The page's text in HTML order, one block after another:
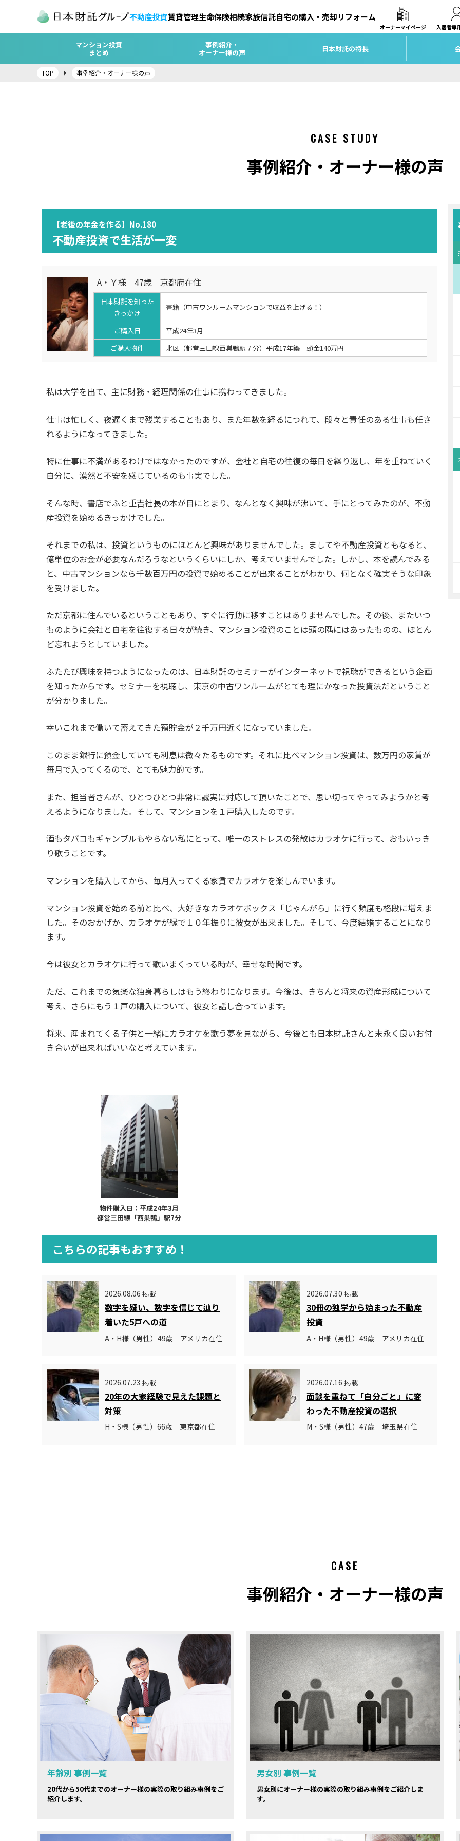
不動産投資賃貸管理生命保険相続家族信託自宅の購入・売却リフォーム
オーナーマイページ 入居者専
マンション投資
まとめ
事例紹介・
オーナー様の声
日本財託の特長
TOP 事例紹介・オーナー様の声
CASE STUDY
事例紹介・オーナー様の声
【老後の年金を作る】No.180
不動産投資で生活が一変
A・Ｙ様 47歳 京都府在住
日本財託を知った
きっかけ
書籍（中古ワンルームマンションで収益を上げる！）
ご購入日
平成24年3月
ご購入物件
北区（都営三田線西巣鴨駅７分）平成17年築 頭金140万円
私は大学を出て、主に財務・経理関係の仕事に携わってきました。
仕事は忙しく、夜遅くまで残業することもあり、また年数を経るにつれて、段々と責任のある仕事も任さ
れるようになってきました。
特に仕事に不満があるわけではなかったのですが、会社と自宅の往復の毎日を繰り返し、年を重ねていく
自分に、漠然と不安を感じているのも事実でした。
そんな時、書店でふと重吉社長の本が目にとまり、なんとなく興味が沸いて、手にとってみたのが、不動
産投資を始めるきっかけでした。
それまでの私は、投資というものにほとんど興味がありませんでした。ましてや不動産投資ともなると、
億単位のお金が必要なんだろうなというくらいにしか、考えていませんでした。しかし、本を読んでみる
と、中古マンションなら千数百万円の投資で始めることが出来ることがわかり、何となく確実そうな印象
を受けました。
ただ京都に住んでいるということもあり、すぐに行動に移すことはありませんでした。その後、またいつ
ものように会社と自宅を往復する日々が続き、マンション投資のことは頭の隅にはあったものの、ほとん
ど忘れようとしていました。
ふたたび興味を持つようになったのは、日本財託のセミナーがインターネットで視聴ができるという企画
を知ったからです。セミナーを視聴し、東京の中古ワンルームがとても理にかなった投資法だということ
が分かりました。
幸いこれまで働いて蓄えてきた預貯金が２千万円近くになっていました。
このまま銀行に預金していても利息は微々たるものです。それに比べマンション投資は、数万円の家賃が
毎月で入ってくるので、とても魅力的です。
また、担当者さんが、ひとつひとつ非常に誠実に対応して頂いたことで、思い切ってやってみようかと考
えるようになりました。そして、マンションを１戸購入したのです。
酒もタバコもギャンブルもやらない私にとって、唯一のストレスの発散はカラオケに行って、おもいっき
り歌うことです。
マンションを購入してから、毎月入ってくる家賃でカラオケを楽しんでいます。
マンション投資を始める前と比べ、大好きなカラオケボックス「じゃんがら」に行く頻度も格段に増えま
した。そのおかげか、カラオケが縁で１０年振りに彼女が出来ました。そして、今度結婚することになり
ます。
今は彼女とカラオケに行って歌いまくっている時が、幸せな時間です。
ただ、これまでの気楽な独身暮らしはもう終わりになります。今後は、きちんと将来の資産形成について
考え、さらにもう１戸の購入について、彼女と話し合っています。
将来、産まれてくる子供と一緒にカラオケを歌う夢を見ながら、今後とも日本財託さんと末永く良いお付
き合いが出来ればいいなと考えています。
物件購入日：平成24年3月
都営三田線「西巣鴨」駅7分
こちらの記事もおすすめ！
2026.08.06 掲載
数字を疑い、数字を信じて辿り
着いた5戸への道
A・H様（男性）49歳 アメリカ在住
2026.07.30 掲載
30冊の独学から始まった不動産
投資
A・H様（男性）49歳 アメリカ在住
2026.07.23 掲載
20年の大家経験で見えた課題と
対策
H・S様（男性）66歳 東京都在住
2026.07.16 掲載
面談を重ねて「自分ごと」に変
わった不動産投資の選択
M・S様（男性）47歳 埼玉県在住
CASE
事例紹介・オーナー様の声
年齢別 事例一覧
20代から50代までのオーナー様の実際の取り組み事例をご
紹介します。
男女別 事例一覧
男女別にオーナー様の実際の取り組み事例をご紹介しま
す。